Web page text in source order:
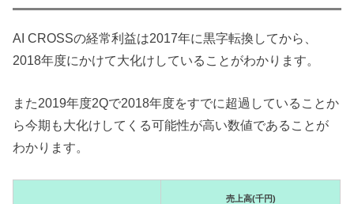
AI CROSSの経常利益は2017年に黒字転換してから、
2018年度にかけて大化けしていることがわかります。
また2019年度2Qで2018年度をすでに超過していることか
ら今期も大化けしてくる可能性が高い数値であることが
わかります。
売上高(千円)